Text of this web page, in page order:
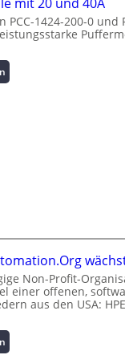
a
g
e
e
n
f
r
m
a
n
ü
b
e
w
a
r
m
p
w
e
r
g
i
I
n
s
i
c
h
PCC-1424-200-0 und
P
l
m
i
t
0
Non-Profit-
einer offenen,
aus den USA: